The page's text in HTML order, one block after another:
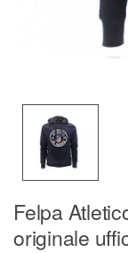
Felpa
originale